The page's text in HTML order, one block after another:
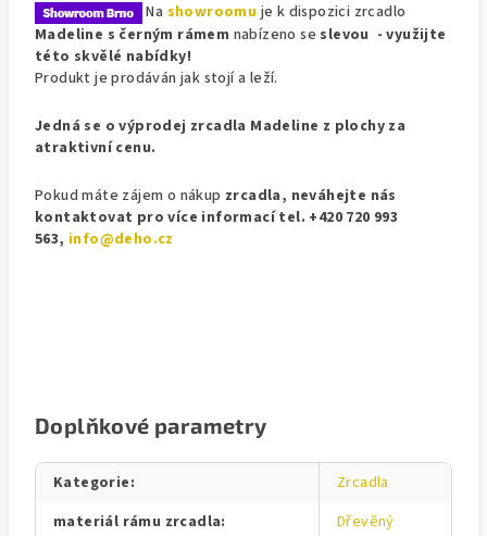
Na showroomu je k dispozici zrcadlo
Madeline s černým rámem nabízeno se slevou - využijte
této skvělé nabídky!
Produkt je prodáván jak stojí a leží.
Jedná se o výprodej zrcadla Madeline z plochy za
atraktivní cenu.
Pokud máte zájem o nákup zrcadla, neváhejte nás
kontaktovat pro více informací tel. +420 720 993
563, info@deho.cz
Doplňkové parametry
Kategorie:
Zrcadla
materiál rámu zrcadla:
Dřevěný